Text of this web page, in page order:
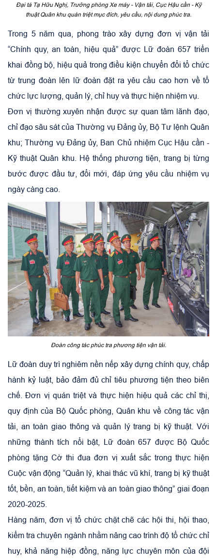
Đại tá Tạ Hữu Nghị, Trưởng phòng Xe máy - Vận tải, Cục Hậu cần - Kỹ
thuật Quân khu quán triệt mục đích, yêu cầu, nội dung phúc tra.
Trong 5 năm qua, phong trào xây dựng đơn vị vận tải
“Chính quy, an toàn, hiệu quả” được Lữ đoàn 657 triển
khai đồng bộ, hiệu quả trong điều kiện chuyển đổi tổ chức
từ trung đoàn lên lữ đoàn đặt ra yêu cầu cao hơn về tổ
chức lực lượng, quản lý, chỉ huy và thực hiện nhiệm vụ.
Đơn vị thường xuyên nhận được sự quan tâm lãnh đạo,
chỉ đạo sâu sát của Thường vụ Đảng ủy, Bộ Tư lệnh Quân
khu; Thường vụ Đảng ủy, Ban Chủ nhiệm Cục Hậu cần -
Kỹ thuật Quân khu. Hệ thống phương tiện, trang bị từng
bước được đầu tư, đổi mới, đáp ứng yêu cầu nhiệm vụ
ngày càng cao.
Đoàn công tác phúc tra phương tiện vận tải.
Lữ đoàn duy trì nghiêm nền nếp xây dựng chính quy, chấp
hành kỷ luật, bảo đảm đủ chỉ tiêu phương tiện theo biên
chế. Đơn vị quán triệt và thực hiện hiệu quả các chỉ thị,
quy định của Bộ Quốc phòng, Quân khu về công tác vận
tải, an toàn giao thông và quản lý trang bị kỹ thuật. Với
những thành tích nổi bật, Lữ đoàn 657 được Bộ Quốc
phòng tặng Cờ thi đua đơn vị xuất sắc trong thực hiện
Cuộc vận động “Quản lý, khai thác vũ khí, trang bị kỹ thuật
tốt, bền, an toàn, tiết kiệm và an toàn giao thông” giai đoạn
2020-2025.
Hàng năm, đơn vị tổ chức chặt chẽ các hội thi, hội thao,
kiểm tra chuyên ngành nhằm nâng cao trình độ tổ chức chỉ
huy, khả năng hiệp đồng, năng lực chuyên môn của đội